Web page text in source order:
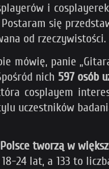
i
się
od rzeczywistości.
mówię, panie
nich 597 osób
cosplayem
uczestników
tworzą w
24 lat, a 133 to